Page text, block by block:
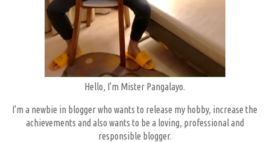
Hello, I'm Mister Pangalayo.
I'm a newbie in blogger who wants to release my hobby, increase the
achievements and also wants to be a loving, professional and
responsible blogger.